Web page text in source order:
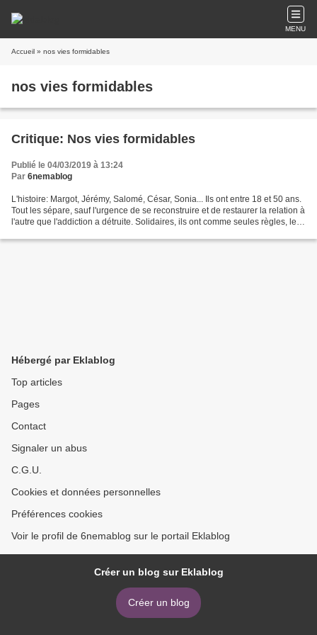
MENU
Accueil » nos vies formidables
nos vies formidables
Critique: Nos vies formidables
Publié le 04/03/2019 à 13:24
Par 6nemablog
L'histoire: Margot, Jérémy, Salomé, César, Sonia... Ils ont entre 18 et 50 ans.
Tout les sépare, sauf l'urgence de se reconstruire et de restaurer la relation à
l'autre que l'addiction a détruite. Solidaires, ils ont comme seules règles, le
Hébergé par Eklablog
Top articles
Pages
Contact
Signaler un abus
C.G.U.
Cookies et données personnelles
Préférences cookies
Voir le profil de 6nemablog sur le portail Eklablog
Créer un blog sur Eklablog
Créer un blog